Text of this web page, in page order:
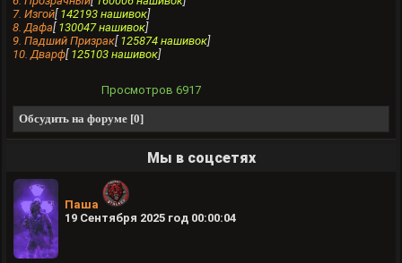
7. Изгой[ 142193 нашивок]
8. Дафа[ 130047 нашивок]
9. Падший Призрак[ 125874 нашивок]
10. Дварф[ 125103 нашивок]
Просмотров 6917
Обсудить на форуме [0]
Мы в соцсетях
Паша
19 Сентября 2025 год 00:00:04